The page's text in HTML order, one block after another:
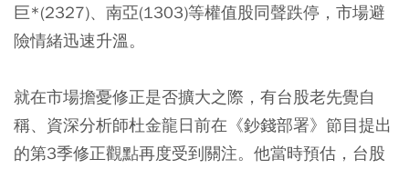
巨*(2327)、南亞(1303)等權值股同聲跌停，市場避
險情緒迅速升溫。
就在市場擔憂修正是否擴大之際，有台股老先覺自
稱、資深分析師杜金龍日前在《鈔錢部署》節目提出
的第3季修正觀點再度受到關注。他當時預估，台股